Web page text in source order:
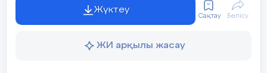
Жүктеу
Сақтау Бөлісу
ЖИ арқылы жасау